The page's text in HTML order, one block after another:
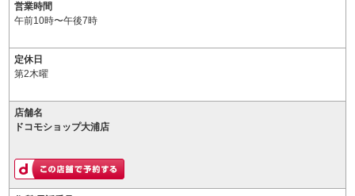
営業時間
午前10時〜午後7時
定休日
第2木曜
店舗名
ドコモショップ大浦店